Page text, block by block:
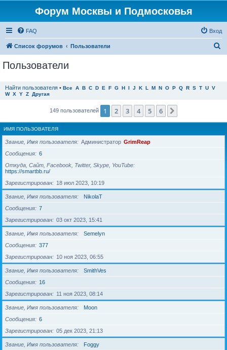
Форум Москвы и Подмосковья
FAQ Вход
Список форумов Пользователи
Пользователи
Найти пользователя • Все A B C D E F G H I J K L M N O P Q R S T U V
W X Y Z Другая
149 пользователей 1 2 3 4 5 6
ИМЯ ПОЛЬЗОВАТЕЛЯ
Звание, Имя пользователя Администратор GrimReap
Сообщения
6
Откуда, Сайт, Facebook, Twitter, Skype, YouTube
https://smartbb.ru/
Зарегистрирован
18 июл 2023, 10:19
Звание, Имя пользователя
NikolaT
Сообщения
7
Зарегистрирован
03 окт 2023, 15:41
Звание, Имя пользователя
Semelyn
Сообщения
377
Зарегистрирован
10 ноя 2023, 06:55
Звание, Имя пользователя
SmithVes
Сообщения
16
Зарегистрирован
11 ноя 2023, 08:14
Звание, Имя пользователя
Moon
Сообщения
6
Зарегистрирован
05 дек 2023, 21:13
Звание, Имя пользователя
Foggy